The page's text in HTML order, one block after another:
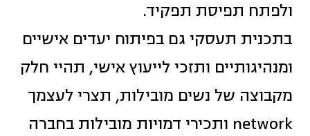
ולפתח תפיסת תפקיד.
בתכנית תעסקי גם בפיתוח יעדים אישיים
ומנהיגותיים ותזכי לייעוץ אישי, תהיי חלק
מקבוצה של נשים מובילות, תצרי לעצמך
network ותכירי דמויות מובילות בחברה